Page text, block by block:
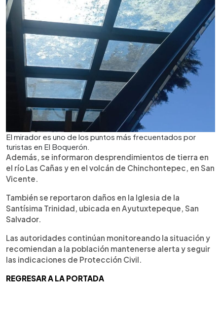
El mirador es uno de los puntos más frecuentados por
turistas en El Boquerón.
Además, se informaron desprendimientos de tierra en
el río Las Cañas y en el volcán de Chinchontepec, en San
Vicente.
También se reportaron daños en la Iglesia de la
Santísima Trinidad, ubicada en Ayutuxtepeque, San
Salvador.
Las autoridades continúan monitoreando la situación y
recomiendan a la población mantenerse alerta y seguir
las indicaciones de Protección Civil.
REGRESAR A LA PORTADA